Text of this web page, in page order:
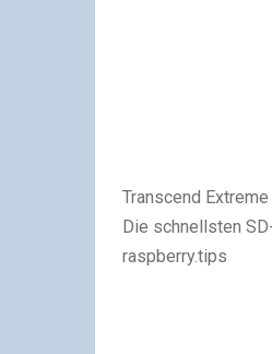
Transcend
Die schnellsten
raspberry.tips